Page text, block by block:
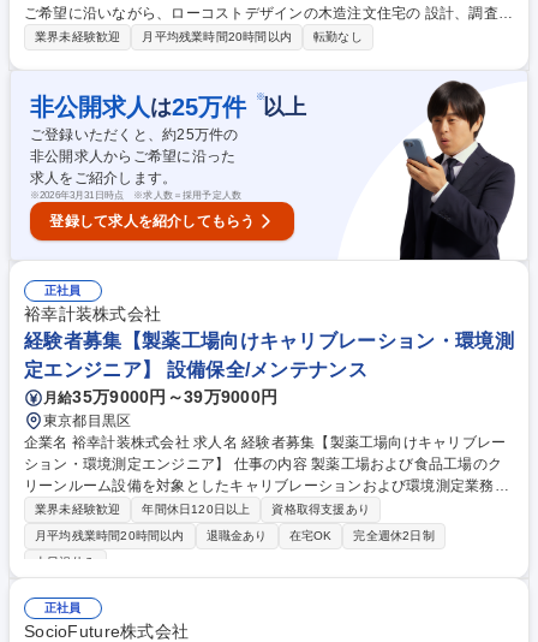
ご希望に沿いながら、ローコストデザインの木造注文住宅の 設計、調査、
プラン提案、打合せをお任せします。 【詳細】 ■お客様のライフスタイル
り、設備や仕様等の設計を提案します。 ■当社では図面作成、提案などの
業務を縦割りで行っておらず、設計士としての業務を一から学ぶことが可
能です。一からから十まで、真に顧客に向き合った提案を行う当社ならで
はの業務スタイルです。 [変更範囲:当社業務全般] 募集職種 【東金/設計補
助】未経験歓迎★丁寧な指導と育成/資格取得支援制度/残業少
業界未経験歓迎 月平均残業時間20時間以内 転勤なし
非公開求人 は25万件 ※以上
ご登録いただくと、約25万件の
非公開求人からご希望に沿った
求人をご紹介します。
※2026年3月31日時点 ※求人数＝採用予定人数
登録して求人を紹介してもらう
正社員
裕幸計装株式会社
経験者募集【製薬工場向けキャリブレーション・環境測
定エンジニア】 設備保全/メンテナンス
月給35万9000円～39万9000円
東京都目黒区
企業名 裕幸計装株式会社 求人名 経験者募集【製薬工場向けキャリブレー
ション・環境測定エンジニア】 仕事の内容 製薬工場および食品工場のク
リーンルーム設備を対象としたキャリブレーションおよび環境測定業務を
担当いただきます。 ◆主な業務 ・計測機器のキャリブレーション(温湿
度、風量、圧力、流量 等) ・クリーンルーム環境測定（風量測定、差圧測
定、清浄度測定 等） ・バリデーション試験の実施および報告書作成・顧
応じて国内出張があります 募集職種 経験者募集【製薬工場向けキャリブ
レーション・環境測定エンジニア】
業界未経験歓迎 年間休日120日以上
資格取得支援あり
月平均残業時間20時間以内
退職金あり 在宅OK
完全週休2日制
土日祝休み
正社員
SocioFuture株式会社